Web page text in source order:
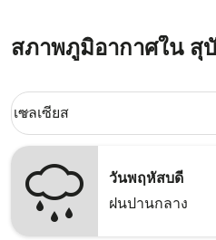
สภาพภูมิอากาศใน สุ
Weather unit option เซลเซียส
เซลเซียส
keyboard_arrow_down
วันพฤหัสบดี
ฝนปานกลาง